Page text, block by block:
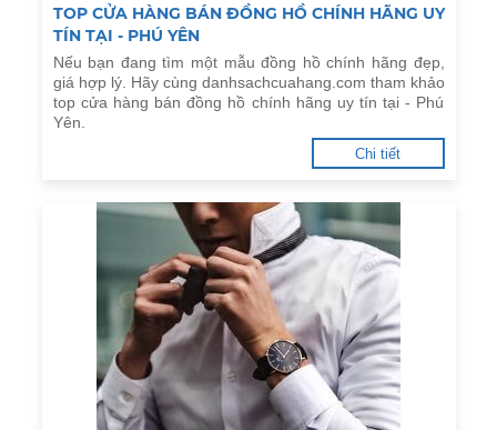
TOP CỬA HÀNG BÁN ĐỒNG HỒ CHÍNH HÃNG UY
TÍN TẠI - PHÚ YÊN
Nếu bạn đang tìm một mẫu đồng hồ chính hãng đẹp,
giá hợp lý. Hãy cùng danhsachcuahang.com tham khảo
top cửa hàng bán đồng hồ chính hãng uy tín tại - Phú
Yên.
Chi tiết